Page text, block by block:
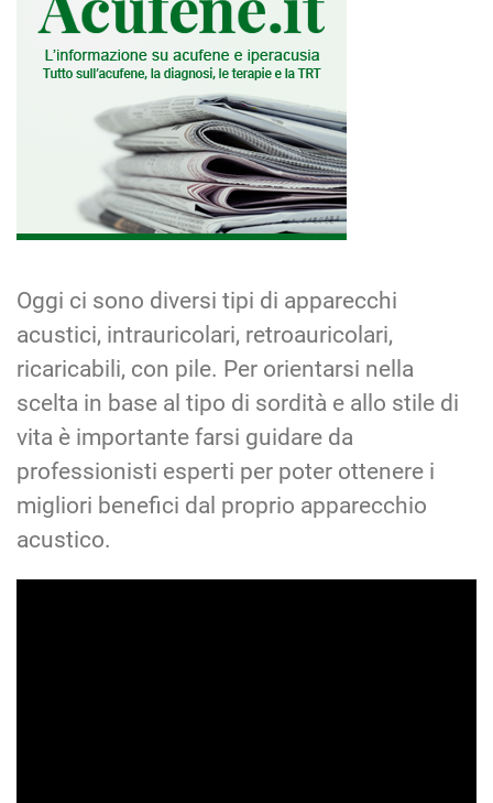
Oggi ci sono diversi tipi di apparecchi
acustici, intrauricolari, retroauricolari,
ricaricabili, con pile. Per orientarsi nella
scelta in base al tipo di sordità e allo stile di
vita è importante farsi guidare da
professionisti esperti per poter ottenere i
migliori benefici dal proprio apparecchio
acustico.